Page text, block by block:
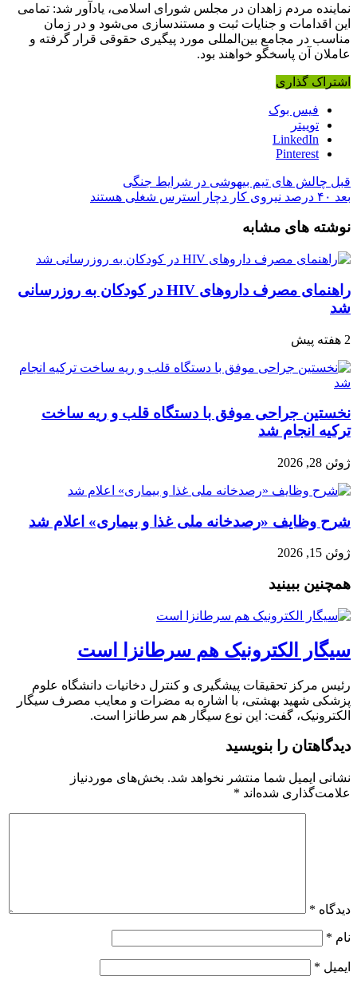
نماینده مردم زاهدان در مجلس شورای اسلامی، یادآور شد: تمامی
این اقدامات و جنایات ثبت و مستندسازی می‌شود و در زمان
مناسب در مجامع بین‌المللی مورد پیگیری حقوقی قرار گرفته و
عاملان آن پاسخگو خواهند بود.
اشتراک گذاری
فیس بوک
توییتر
LinkedIn
Pinterest
قبل چالش های تیم بیهوشی در شرایط جنگی
بعد
نوشته های مشابه
راهنمای مصرف داروهای HIV در کودکان به روزرسانی
شد
2 هفته پیش
نخستین جراحی موفق با دستگاه قلب و ریه ساخت
ترکیه انجام شد
ژوئن 28, 2026
شرح وظایف «رصدخانه ملی غذا و بیماری» اعلام شد
ژوئن 15, 2026
همچنین ببینید
سیگار الکترونیک هم سرطانزا است
رئیس مرکز تحقیقات پیشگیری و کنترل دخانیات دانشگاه علوم
پزشکی شهید بهشتی، با اشاره به مضرات و معایب مصرف سیگار
الکترونیک، گفت: این نوع سیگار هم سرطانزا است.
دیدگاهتان را بنویسید
نشانی ایمیل شما منتشر نخواهد شد. بخش‌های موردنیاز
علامت‌گذاری شده‌اند *
دیدگاه *
نام *
ایمیل *